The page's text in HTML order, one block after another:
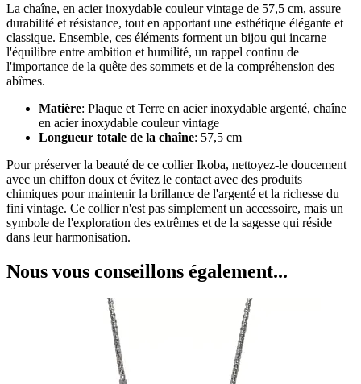
La chaîne, en acier inoxydable couleur vintage de 57,5 cm, assure
durabilité et résistance, tout en apportant une esthétique élégante et
classique. Ensemble, ces éléments forment un bijou qui incarne
l'équilibre entre ambition et humilité, un rappel continu de
l'importance de la quête des sommets et de la compréhension des
abîmes.
Matière: Plaque et Terre en acier inoxydable argenté, chaîne
en acier inoxydable couleur vintage
Longueur totale de la chaîne: 57,5 cm
Pour préserver la beauté de ce collier Ikoba, nettoyez-le doucement
avec un chiffon doux et évitez le contact avec des produits
chimiques pour maintenir la brillance de l'argenté et la richesse du
fini vintage. Ce collier n'est pas simplement un accessoire, mais un
symbole de l'exploration des extrêmes et de la sagesse qui réside
dans leur harmonisation.
Nous vous conseillons également...